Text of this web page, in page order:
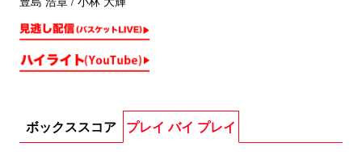
ボックススコア プレイ バイ プレイ